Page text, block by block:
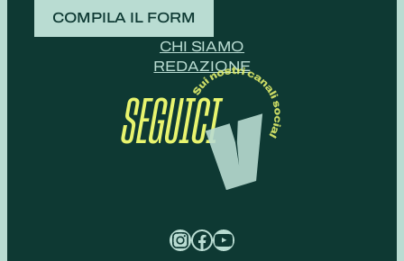
COMPILA IL FORM
CHI SIAMO
REDAZIONE
SEGUICI
InstagramFacebook YouTube